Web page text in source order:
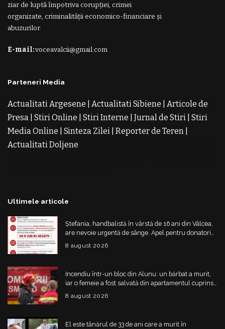
ziar de luptă împotriva corupției, crimei
organizate, criminalității economico-financiare și
abuzurilor.
E-mail:voceavalcii@gmail.com
Parteneri Media
Actualitati Argesene Actualitati Sibiene
Articole de
Presa Stiri Online Stiri Interne Jurnal de Stiri Stiri
Media Online
Sinteza Zilei Reporter de Teren
Actualitati Doljene
Ultimele articole
Ștefania, handbalistă în vârstă de 16 ani din Vâlcea,
are nevoie urgentă de sânge. Apel pentru donatori
cu grupa AB IV negativ
8 august 2026
Incendiu într-un bloc din Alunu: un bărbat a murit,
iar o femeie a fost salvată din apartamentul cuprins
de flăcări
8 august 2026
El este tânărul de 33 de ani care a murit în